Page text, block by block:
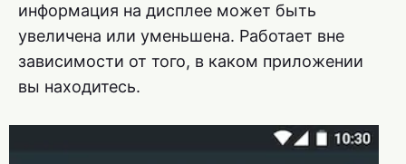
информация на дисплее может быть
увеличена или уменьшена. Работает вне
зависимости от того, в каком приложении
вы находитесь.